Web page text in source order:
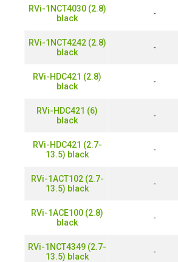
RVi-1NCT4030 (2.8)
black
RVi-1NCT4242 (2.8)
black
RVi-HDC421 (2.8)
black
RVi-HDC421 (6)
black
RVi-HDC421 (2.7-
13.5) black
RVi-1ACT102 (2.7-
13.5) black
RVi-1ACE100 (2.8)
black
RVi-1NCT4349 (2.7-
13.5) black
-
-
-
-
-
-
-
-